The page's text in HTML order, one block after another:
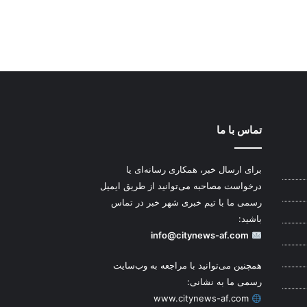
تماس با ما
برای ارسال خبر، همکاری رسانه‌ای یا
درخواست مصاحبه می‌توانید از طریق ایمیل
رسمی ما با تیم خبری شهر خبر در تماس
باشید:
info@citynews-af.com
همچنین می‌توانید با مراجعه به وب‌سایت
رسمی ما به نشانی:
www.citynews-af.com